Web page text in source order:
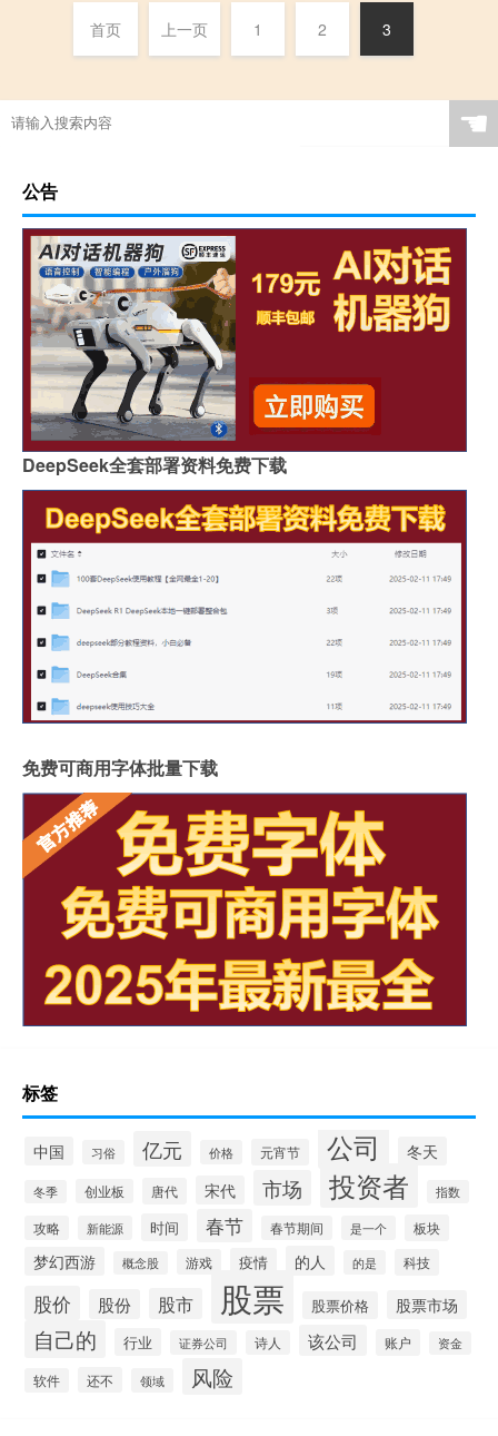
首页 上一页 1 2 3
☚
公告
DeepSeek全套部署资料免费下载
免费可商用字体批量下载
标签
中国 习俗 亿元 价格 元宵节 公司 冬天
冬季 创业板 唐代 宋代 市场 投资者 指数
攻略 新能源 时间 春节 春节期间 是一个 板块
梦幻西游 概念股 游戏 疫情 的人 的是 科技
股价 股份 股市 股票 股票价格 股票市场
自己的 行业 证券公司 诗人 该公司 账户 资金
软件 还不 领域 风险